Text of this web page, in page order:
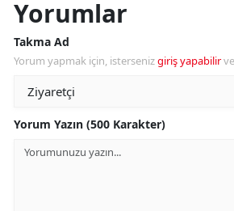
Yorumlar
Takma Ad
Yorum yapmak için, istersenizgiriş yapabilir
Yorum Yazın (500 Karakter)